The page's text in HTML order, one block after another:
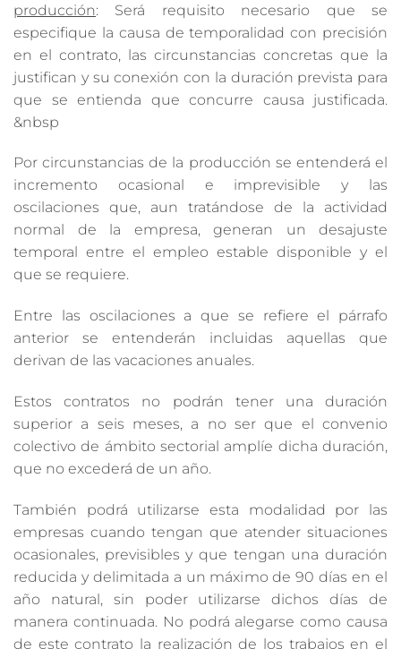
producción: Será requisito necesario que se
especifique la causa de temporalidad con precisión
en el contrato, las circunstancias concretas que la
justifican y su conexión con la duración prevista para
que se entienda que concurre causa justificada.
&nbsp
Por circunstancias de la producción se entenderá el
incremento ocasional e imprevisible y las
oscilaciones que, aun tratándose de la actividad
normal de la empresa, generan un desajuste
temporal entre el empleo estable disponible y el
que se requiere.
Entre las oscilaciones a que se refiere el párrafo
anterior se entenderán incluidas aquellas que
derivan de las vacaciones anuales.
Estos contratos no podrán tener una duración
superior a seis meses, a no ser que el convenio
colectivo de ámbito sectorial amplíe dicha duración,
que no excederá de un año.
También podrá utilizarse esta modalidad por las
empresas cuando tengan que atender situaciones
ocasionales, previsibles y que tengan una duración
reducida y delimitada a un máximo de 90 días en el
año natural, sin poder utilizarse dichos días de
manera continuada. No podrá alegarse como causa
de este contrato la realización de los trabajos en el